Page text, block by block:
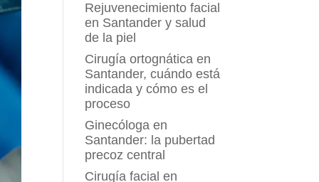
Rejuvenecimiento facial
en Santander y salud
de la piel
Cirugía ortognática en
Santander, cuándo está
indicada y cómo es el
proceso
Ginecóloga en
Santander: la pubertad
precoz central
Cirugía facial en